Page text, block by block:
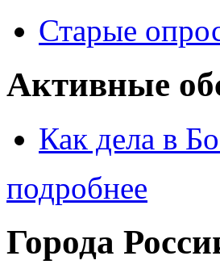
Старые
Активные
Как дела в
подробнее
Города